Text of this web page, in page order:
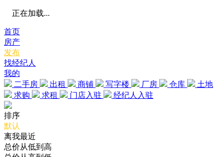
正在加载...
首页
房产
发布
找经纪人
我的
二手房
出租 商铺 写字楼 厂房 仓库
土地
求购
求租 门店入驻 经纪人入驻
排序
默认
离我最近
总价从低到高